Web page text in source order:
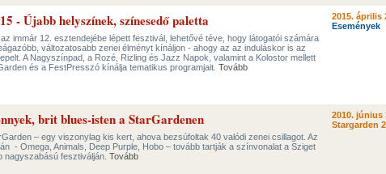
- Újabb helyszínek, színesedő paletta
immár 12. esztendejébe lépett fesztivál, lehetővé téve, hogy látogatói számára
változatosabb zenei élményt kínáljon - ahogy az az induláskor is az
A Nagyszínpad, a Rozé, Rizling és Jazz Napok, valamint a Kolostor mellett
és a FestPresszó kínálja tematikus programjait. Tovább
2015. április
Események
brit blues-isten a StarGardenen
– egy viszonylag kis kert, ahova bezsúfoltak 40 valódi zenei csillagot. Az
- Omega, Animals, Deep Purple, Hobo – tovább tartják a színvonalat a Sziget
nagyszabású fesztiválján. Tovább
2010. június
Stargarden